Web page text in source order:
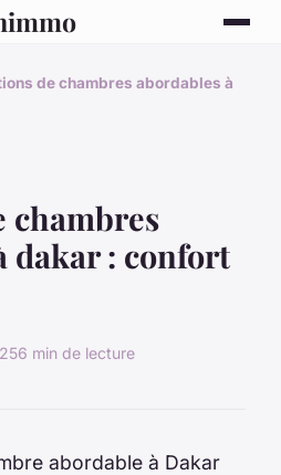
de chambres abordables à
chambres
dakar : confort
6 min de lecture
abordable à Dakar